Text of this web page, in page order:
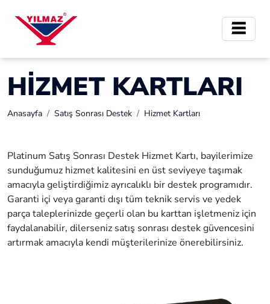
HIZMET KARTLARI
Anasayfa Satış Sonrası Destek Hizmet Kartları
Platinum Satış Sonrası Destek Hizmet Kartı, bayilerimize
sunduğumuz hizmet kalitesini en üst seviyeye taşımak
amacıyla geliştirdiğimiz ayrıcalıklı bir destek programıdır.
Garanti içi veya garanti dışı tüm teknik servis ve yedek
parça taleplerinizde geçerli olan bu karttan işletmeniz için
faydalanabilir, dilerseniz satış sonrası destek güvencesini
artırmak amacıyla kendi müşterilerinize önerebilirsiniz.